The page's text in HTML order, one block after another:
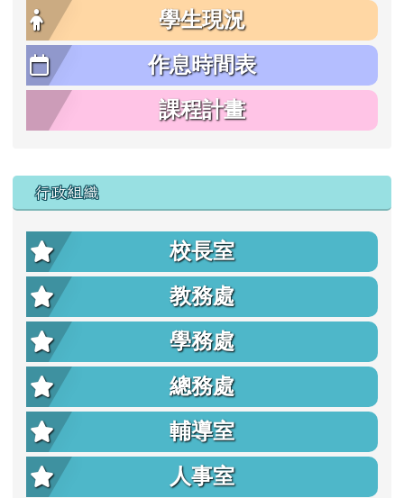
學生現況
作息時間表
課程計畫
行政組織
校長室
教務處
學務處
總務處
輔導室
人事室